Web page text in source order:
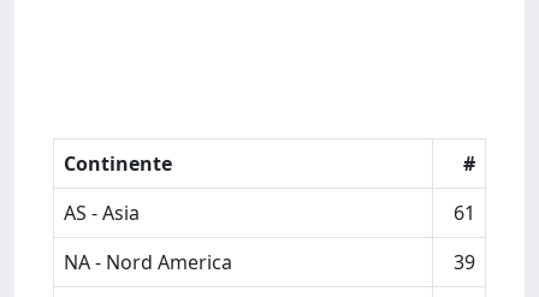
Continente
#
AS - Asia
61
NA - Nord America
39